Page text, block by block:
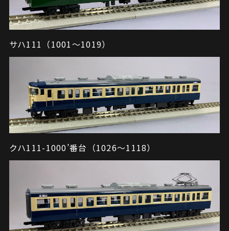
サハ111（1001～1019）
クハ111-1000’番台（1026～1118）